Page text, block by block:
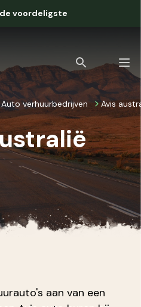
voordeligste
Auto verhuurbedrijven Avis
aan van een